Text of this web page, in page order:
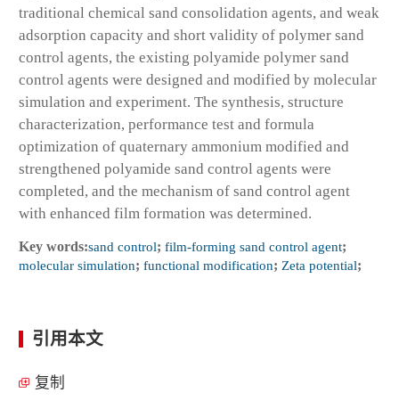
traditional chemical sand consolidation agents, and weak
adsorption capacity and short validity of polymer sand
control agents, the existing polyamide polymer sand
control agents were designed and modified by molecular
simulation and experiment. The synthesis, structure
characterization, performance test and formula
optimization of quaternary ammonium modified and
strengthened polyamide sand control agents were
completed, and the mechanism of sand control agent
with enhanced film formation was determined.
Key words:sand control; film-forming sand control agent;
molecular simulation; functional modification; Zeta potential;
引用本文
复制